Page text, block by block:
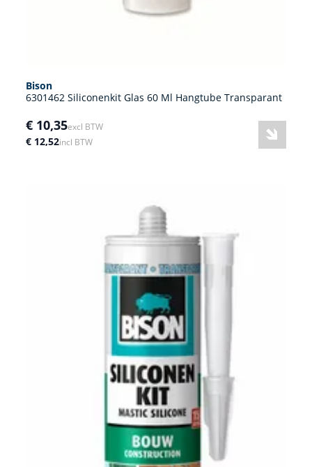
Bison
6301462 Siliconenkit Glas 60 Ml Hangtube Transparant
€ 10,35excl BTW
€ 12,52incl BTW